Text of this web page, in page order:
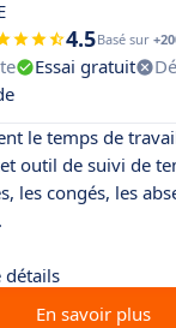
4.5Basé sur
Essai gratuit
le temps de
outil de suivi de
les congés, les
détails
En savoir plus